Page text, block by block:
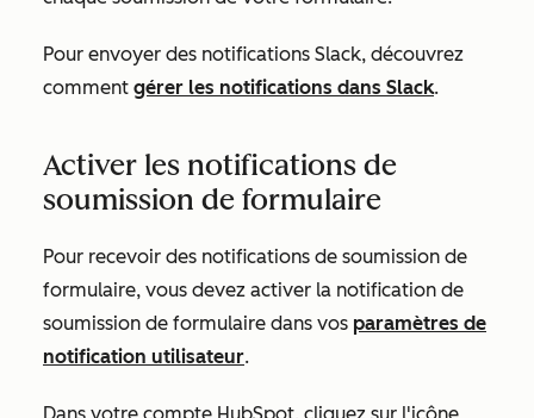
Pour envoyer des notifications Slack, découvrez
comment gérer les notifications dans Slack.
Activer les notifications de
soumission de formulaire
Pour recevoir des notifications de soumission de
formulaire, vous devez activer la notification de
soumission de formulaire dans vos paramètres de
notification utilisateur.